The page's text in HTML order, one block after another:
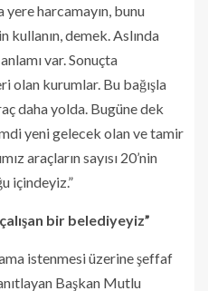
yere harcamayın, bunu
kullanın, demek. Aslında
var. Sonuçta
olan kurumlar. Bu bağışla
daha yolda. Bugüne dek
yeni gelecek olan ve tamir
araçların sayısı 20’nin
içindeyiz.”
bir belediyeyiz”
istenmesi üzerine şeffaf
Başkan Mutlu